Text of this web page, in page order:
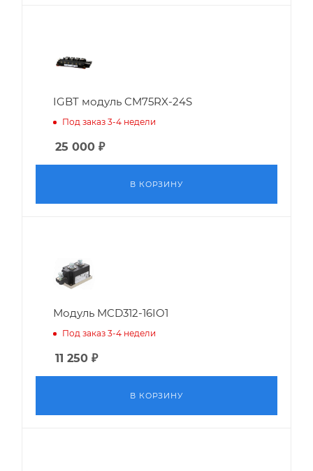
IGBT модуль CM75RX-24S
Под заказ 3-4 недели
25 000 ₽
В КОРЗИНУ
Модуль MCD312-16IO1
Под заказ 3-4 недели
11 250 ₽
В КОРЗИНУ